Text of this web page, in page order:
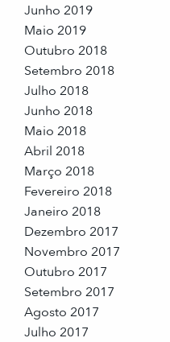
Junho 2019
Maio 2019
Outubro 2018
Setembro 2018
Julho 2018
Junho 2018
Maio 2018
Abril 2018
Março 2018
Fevereiro 2018
Janeiro 2018
Dezembro 2017
Novembro 2017
Outubro 2017
Setembro 2017
Agosto 2017
Julho 2017